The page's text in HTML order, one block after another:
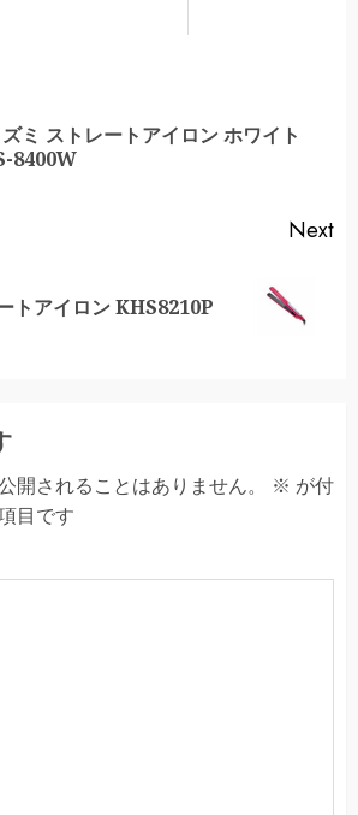
ミ ストレートアイロン ホワイト
8400W
Next
トアイロン KHS8210P
開されることはありません。 ※ が付
目です